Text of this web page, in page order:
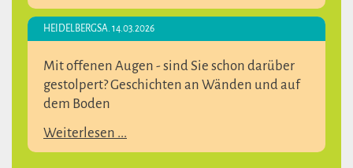
HEIDELBERGSA. 14.03.2026
Mit offenen Augen - sind Sie schon darüber
gestolpert? Geschichten an Wänden und auf
dem Boden
Weiterlesen ...